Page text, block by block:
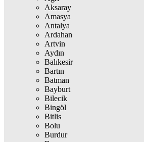
Aksaray
Amasya
Antalya
Ardahan
Artvin
Aydın
Balıkesir
Bartın
Batman
Bayburt
Bilecik
Bingöl
Bitlis
Bolu
Burdur